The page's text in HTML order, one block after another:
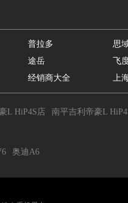
普拉多
思
途岳
飞
经销商大全
上
L HiP4S店 南平吉利帝豪L
奥迪A6